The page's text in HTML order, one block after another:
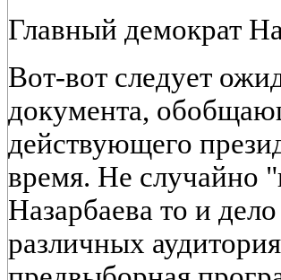
Главный демократ
Вот-вот следует
документа,
действующего
время. Не случайно
Назарбаева то и
различных